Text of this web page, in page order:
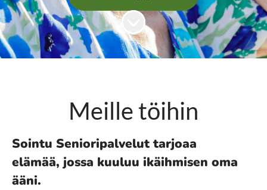
Siirry sisältöön
Meille töihin
Sointu Senioripalvelut tarjoaa
elämää, jossa kuuluu ikäihmisen oma
ääni.